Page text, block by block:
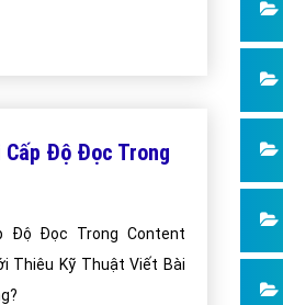
Độ Đọc Trong
Độ Đọc Trong Content
Thiêu Kỹ Thuật Viết Bài